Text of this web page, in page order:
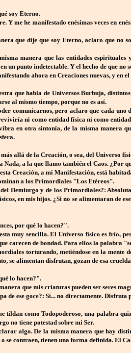
soy Eterno.
Y me he manifestado enésimas veces en
que dije que soy Eterno, aclaro que no
manera que las entidades
un punto indetectable. Y el hecho de que
ahora en Creaciones nuevas, y
que habla de Universos Burbuja,
al mismo tiempo, porque no es así.
comunicarnos, pero aclaro que cada
ni como entidad física ni como
en otra sintonía, de la misma manera
allá de la Creación, o sea, del Universo
a la que llamo también el Caos. ¿Por
Creación, a mi Manifestación, está
a los Primordiales "Los Etéreos".
Demiurgo y de los Primordiales?:
en mis hijos. ¿Si no se alimentaran de
por qué lo hacen?".
muy sencilla. El Universo físico es frío,
carecen de bondad. Para ellos la palabra
torturando, metiéndose en la mente
se alimentan disfrutan, gozan de esa
lo hacen?".
que mis criaturas pueden ser seres
de ese goce?: Sí... no directamente. Disfruta
tildan como Todopoderoso, una palabra
no tiene potestad sobre mi Ser.
algo. De la misma manera que hay
se contraen, tienen una forma definida. El